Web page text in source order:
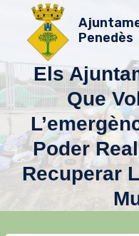
contingut
Penedès
Els
Que
Poder
Recuperar